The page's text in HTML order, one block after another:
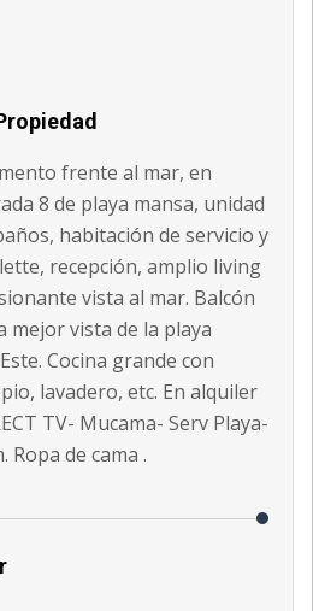
frente al mar, en
8 de playa mansa, unidad
habitación de servicio y
recepción, amplio living
vista al mar. Balcón
mejor vista de la playa
Cocina grande con
lavadero, etc. En alquiler
TV- Mucama- Serv Playa-
Ropa de cama .